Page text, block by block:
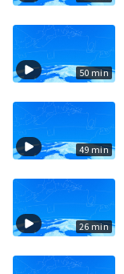
50 min
49 min
26 min